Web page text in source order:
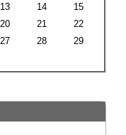
13 14
15
20 21
22
27 28
29